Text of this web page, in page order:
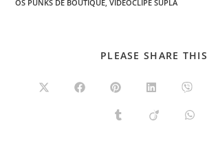
OS PUNKS DE BOUTIQUE, VIDEOCLIPE SUPLA
PLEASE SHARE THIS
Abre
Abre Abre
uma
nova
Abre
uma
nova
Abre
uma
nova
Abre Abre Abre